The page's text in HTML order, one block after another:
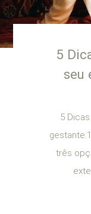
5
seu
5
três